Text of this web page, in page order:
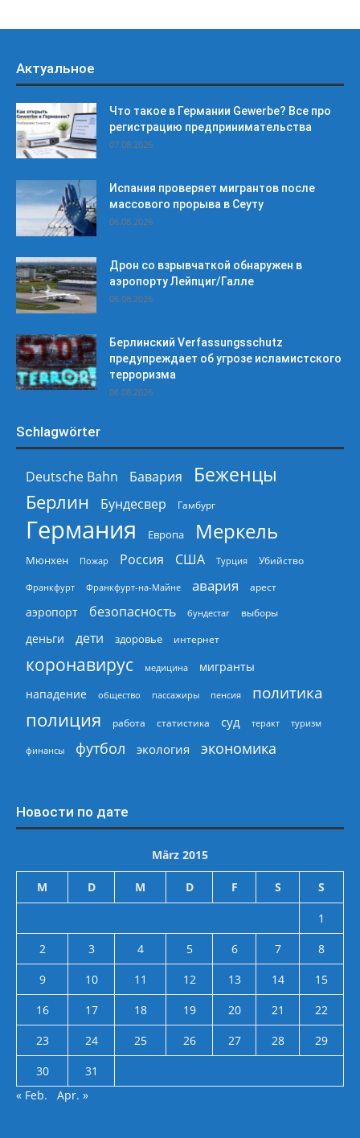
Актуальное
Что такое в Германии Gewerbe? Все про
регистрацию предпринимательства
07.08.2026
Испания проверяет мигрантов после
массового прорыва в Сеуту
06.08.2026
Дрон со взрывчаткой обнаружен в
аэропорту Лейпциг/Галле
06.08.2026
Берлинский Verfassungsschutz
предупреждает об угрозе исламистского
терроризма
06.08.2026
Schlagwörter
Deutsche Bahn Бавария
Беженцы
Берлин
Бундесвер Гамбург
Германия Европа Меркель
Мюнхен Пожар Россия США Турция Убийство
Франкфурт Франкфурт-на-Майне авария арест
аэропорт безопасность бундестаг выборы
деньги дети здоровье интернет
коронавирус медицина
мигранты
нападение
общество пассажиры пенсия политика
полиция работа статистика суд теракт туризм
финансы футбол экология экономика
Новости по дате
März 2015
M D M D F S S
1
2
3 4 5 6 7
8
9
10 11 12 13 14
15
16
17 18 19 20 21
22
23
24 25 26 27 28
29
30
31
« Feb.
Apr. »